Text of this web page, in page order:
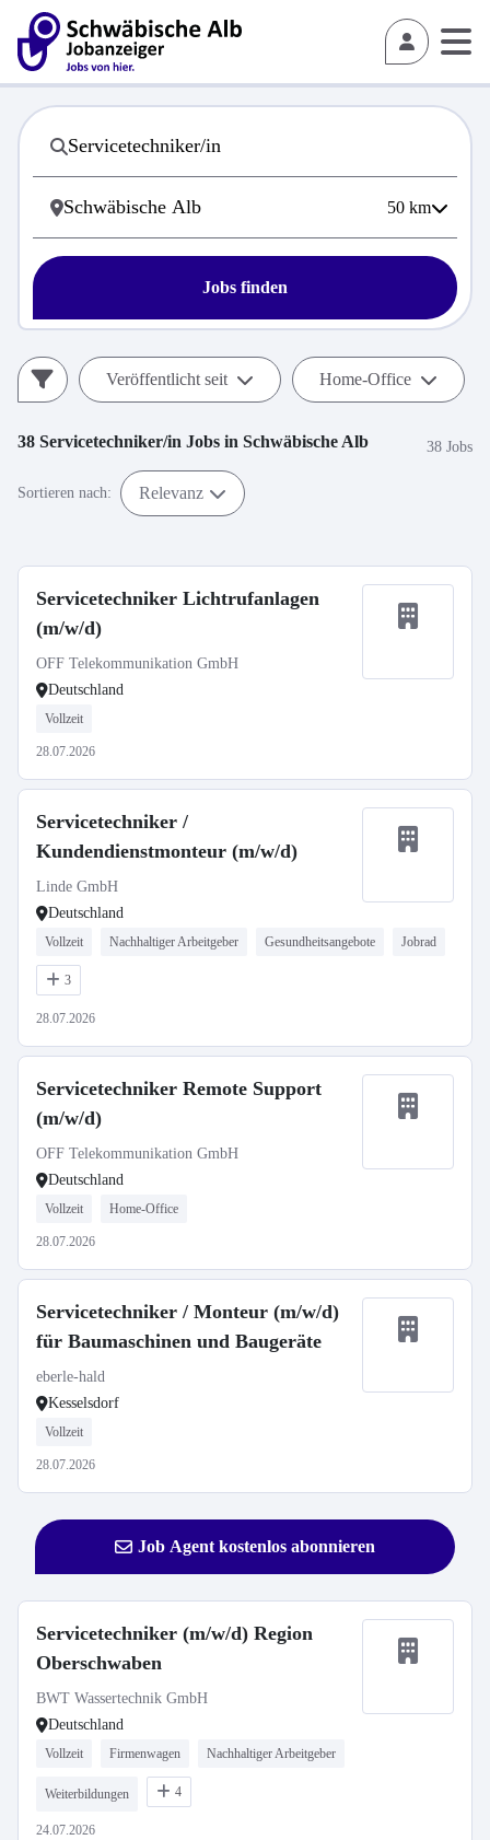
50 km
Jobs finden
Veröffentlicht seit Home-Office
38 Servicetechniker/in Jobs in Schwäbische Alb 38 Jobs
Sortieren nach: Relevanz
Servicetechniker Lichtrufanlagen
(m/w/d)
OFF Telekommunikation GmbH
Deutschland
Vollzeit
28.07.2026
Servicetechniker /
Kundendienstmonteur (m/w/d)
Linde GmbH
Deutschland
Vollzeit Nachhaltiger Arbeitgeber Gesundheitsangebote Jobrad
3
28.07.2026
Servicetechniker Remote Support
(m/w/d)
OFF Telekommunikation GmbH
Deutschland
Vollzeit Home-Office
28.07.2026
Servicetechniker / Monteur (m/w/d)
für Baumaschinen und Baugeräte
eberle-hald
Kesselsdorf
Vollzeit
28.07.2026
Job Agent kostenlos abonnieren
Servicetechniker (m/w/d) Region
Oberschwaben
BWT Wassertechnik GmbH
Deutschland
Vollzeit Firmenwagen Nachhaltiger Arbeitgeber
Weiterbildungen 4
24.07.2026